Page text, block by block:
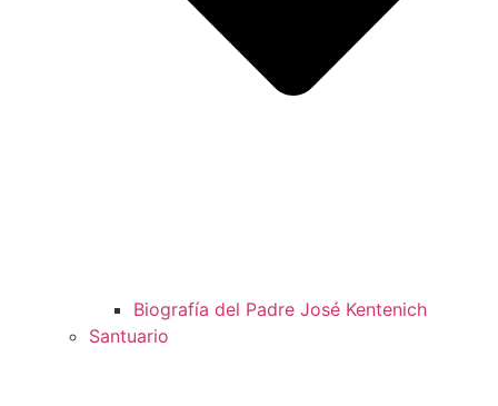
Biografía del Padre José Kentenich
Santuario